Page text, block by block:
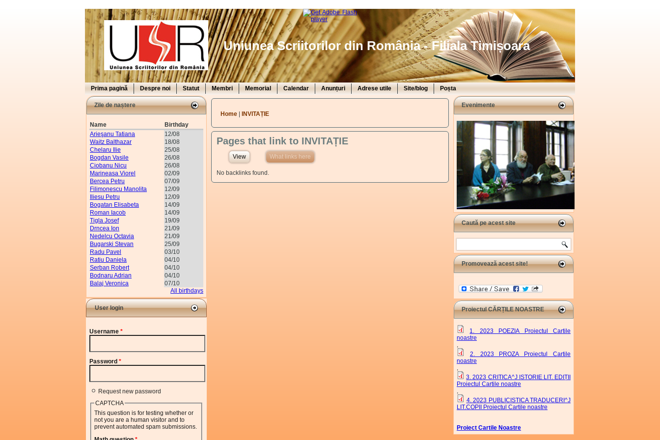
Uniunea Scriitorilor din România - Filiala Timișoara
Prima pagină Despre noi Statut Membri Memorial Calendar Anunțuri Adrese utile Site/blog Poșta
Zile de naștere
Name
Birthday
Arieşanu Tatiana
12/08
Waitz Balthazar
18/08
Chelaru Ilie
25/08
Bogdan Vasile
26/08
Ciobanu Nicu
26/08
Marineasa Viorel
02/09
Bercea Petru
07/09
Filimonescu Manolita
12/09
Iliesu Petru
12/09
Bogatan Elisabeta
14/09
Roman Iacob
14/09
Tigla Josef
19/09
Drncea Ion
21/09
Nedelcu Octavia
21/09
Bugarski Stevan
25/09
Radu Pavel
03/10
Ratiu Daniela
04/10
Serban Robert
04/10
Bodnaru Adrian
04/10
Balaj Veronica
07/10
All birthdays
User login
Username *
Password *
Request new password
CAPTCHA
This question is for testing whether or
not you are a human visitor and to
prevent automated spam submissions.
You are here
Home INVITAȚIE
Pages that link to INVITAȚIE
View What links here
No backlinks found.
Evenimente
Caută pe acest site
Search
Promovează acest site!
Proiectul CĂRȚILE NOASTRE
1. 2023 POEZIA Proiectul Cartile
noastre
,
2. 2023 PROZA Proiectul Cartile
noastre
,
3. 2023 CRITICA^J ISTORIE LIT. EDIȚII
Proiectul Cartile noastre
,
4. 2023 PUBLICISTICA TRADUCERI^J
LIT.COPII Proiectul Cartile noastre
Proiect Cartile Noastre